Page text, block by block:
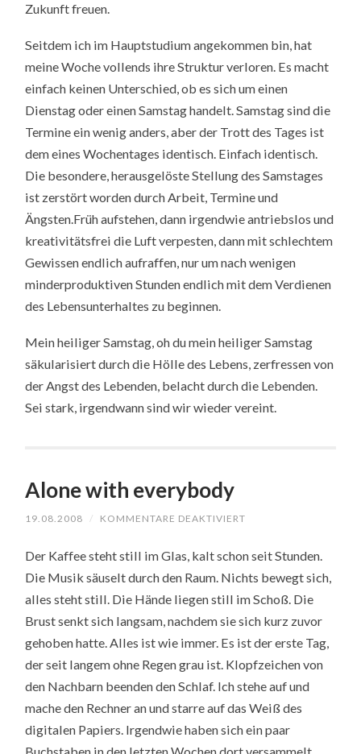
Zukunft freuen.
Seitdem ich im Hauptstudium angekommen bin, hat
meine Woche vollends ihre Struktur verloren. Es macht
einfach keinen Unterschied, ob es sich um einen
Dienstag oder einen Samstag handelt. Samstag sind die
Termine ein wenig anders, aber der Trott des Tages ist
dem eines Wochentages identisch. Einfach identisch.
Die besondere, herausgelöste Stellung des Samstages
ist zerstört worden durch Arbeit, Termine und
Ängsten.Früh aufstehen, dann irgendwie antriebslos und
kreativitätsfrei die Luft verpesten, dann mit schlechtem
Gewissen endlich aufraffen, nur um nach wenigen
minderproduktiven Stunden endlich mit dem Verdienen
des Lebensunterhaltes zu beginnen.
Mein heiliger Samstag, oh du mein heiliger Samstag
säkularisiert durch die Hölle des Lebens, zerfressen von
der Angst des Lebenden, belacht durch die Lebenden.
Sei stark, irgendwann sind wir wieder vereint.
Alone with everybody
19.08.2008 / KOMMENTARE DEAKTIVIERT
EVERYBODY
Der Kaffee steht still im Glas, kalt schon seit Stunden.
Die Musik säuselt durch den Raum. Nichts bewegt sich,
alles steht still. Die Hände liegen still im Schoß. Die
Brust senkt sich langsam, nachdem sie sich kurz zuvor
gehoben hatte. Alles ist wie immer. Es ist der erste Tag,
der seit langem ohne Regen grau ist. Klopfzeichen von
den Nachbarn beenden den Schlaf. Ich stehe auf und
mache den Rechner an und starre auf das Weiß des
digitalen Papiers. Irgendwie haben sich ein paar
Buchstaben in den letzten Wochen dort versammelt.